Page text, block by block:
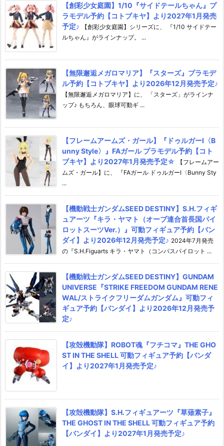
【創彩少女庭園】1/10『サイドテールちゃん』プ
ラモデル予約【コトブキヤ】より2027年1月発売
予定♪
【創彩少女庭園】シリーズに、 『1/10 サイドテー
ルちゃん』がラインナップ。 ...
【無限邂逅メガロマリア】『スターズ』プラモデ
ル予約【コトブキヤ】より2026年12月発売予定♪
【無限邂逅メガロマリア】に、 「スターズ」がラインナ
ップ♪ もちろん、眼球可動ギ ...
【フレームアームズ・ガール】『ドゥルガーI〈B
unny Style〉』FAガール プラモデル予約【コト
ブキヤ】より2027年1月発売予定☆
【フレームアー
ムズ・ガール】に、 『FAガール ドゥルガーI〈Bunny Sty
...
【機動戦士ガンダムSEED DESTINY】S.H.フィギ
ュアーツ『キラ・ヤマト（オーブ連合首長国パイ
ロットスーツVer.）』可動フィギュア予約【バン
ダイ】より2026年12月発売予定♪ 2024年7月発売
の『S.H.Figuarts キラ・ヤマト（コンパスパイロット ...
【機動戦士ガンダムSEED DESTINY】GUNDAM
UNIVERSE『STRIKE FREEDOM GUNDAM RENE
WAL/ストライクフリーダムガンダム』可動フィ
ギュア予約【バンダイ】より2026年12月発売予
定♪
【攻殻機動隊】ROBOT魂『フチコマ』THE GHO
ST IN THE SHELL 可動フィギュア予約【バンダ
イ】より2027年1月発売予定♪
【攻殻機動隊】S.H.フィギュアーツ『草薙素子』
THE GHOST IN THE SHELL 可動フィギュア予約
【バンダイ】より2027年1月発売予定♪